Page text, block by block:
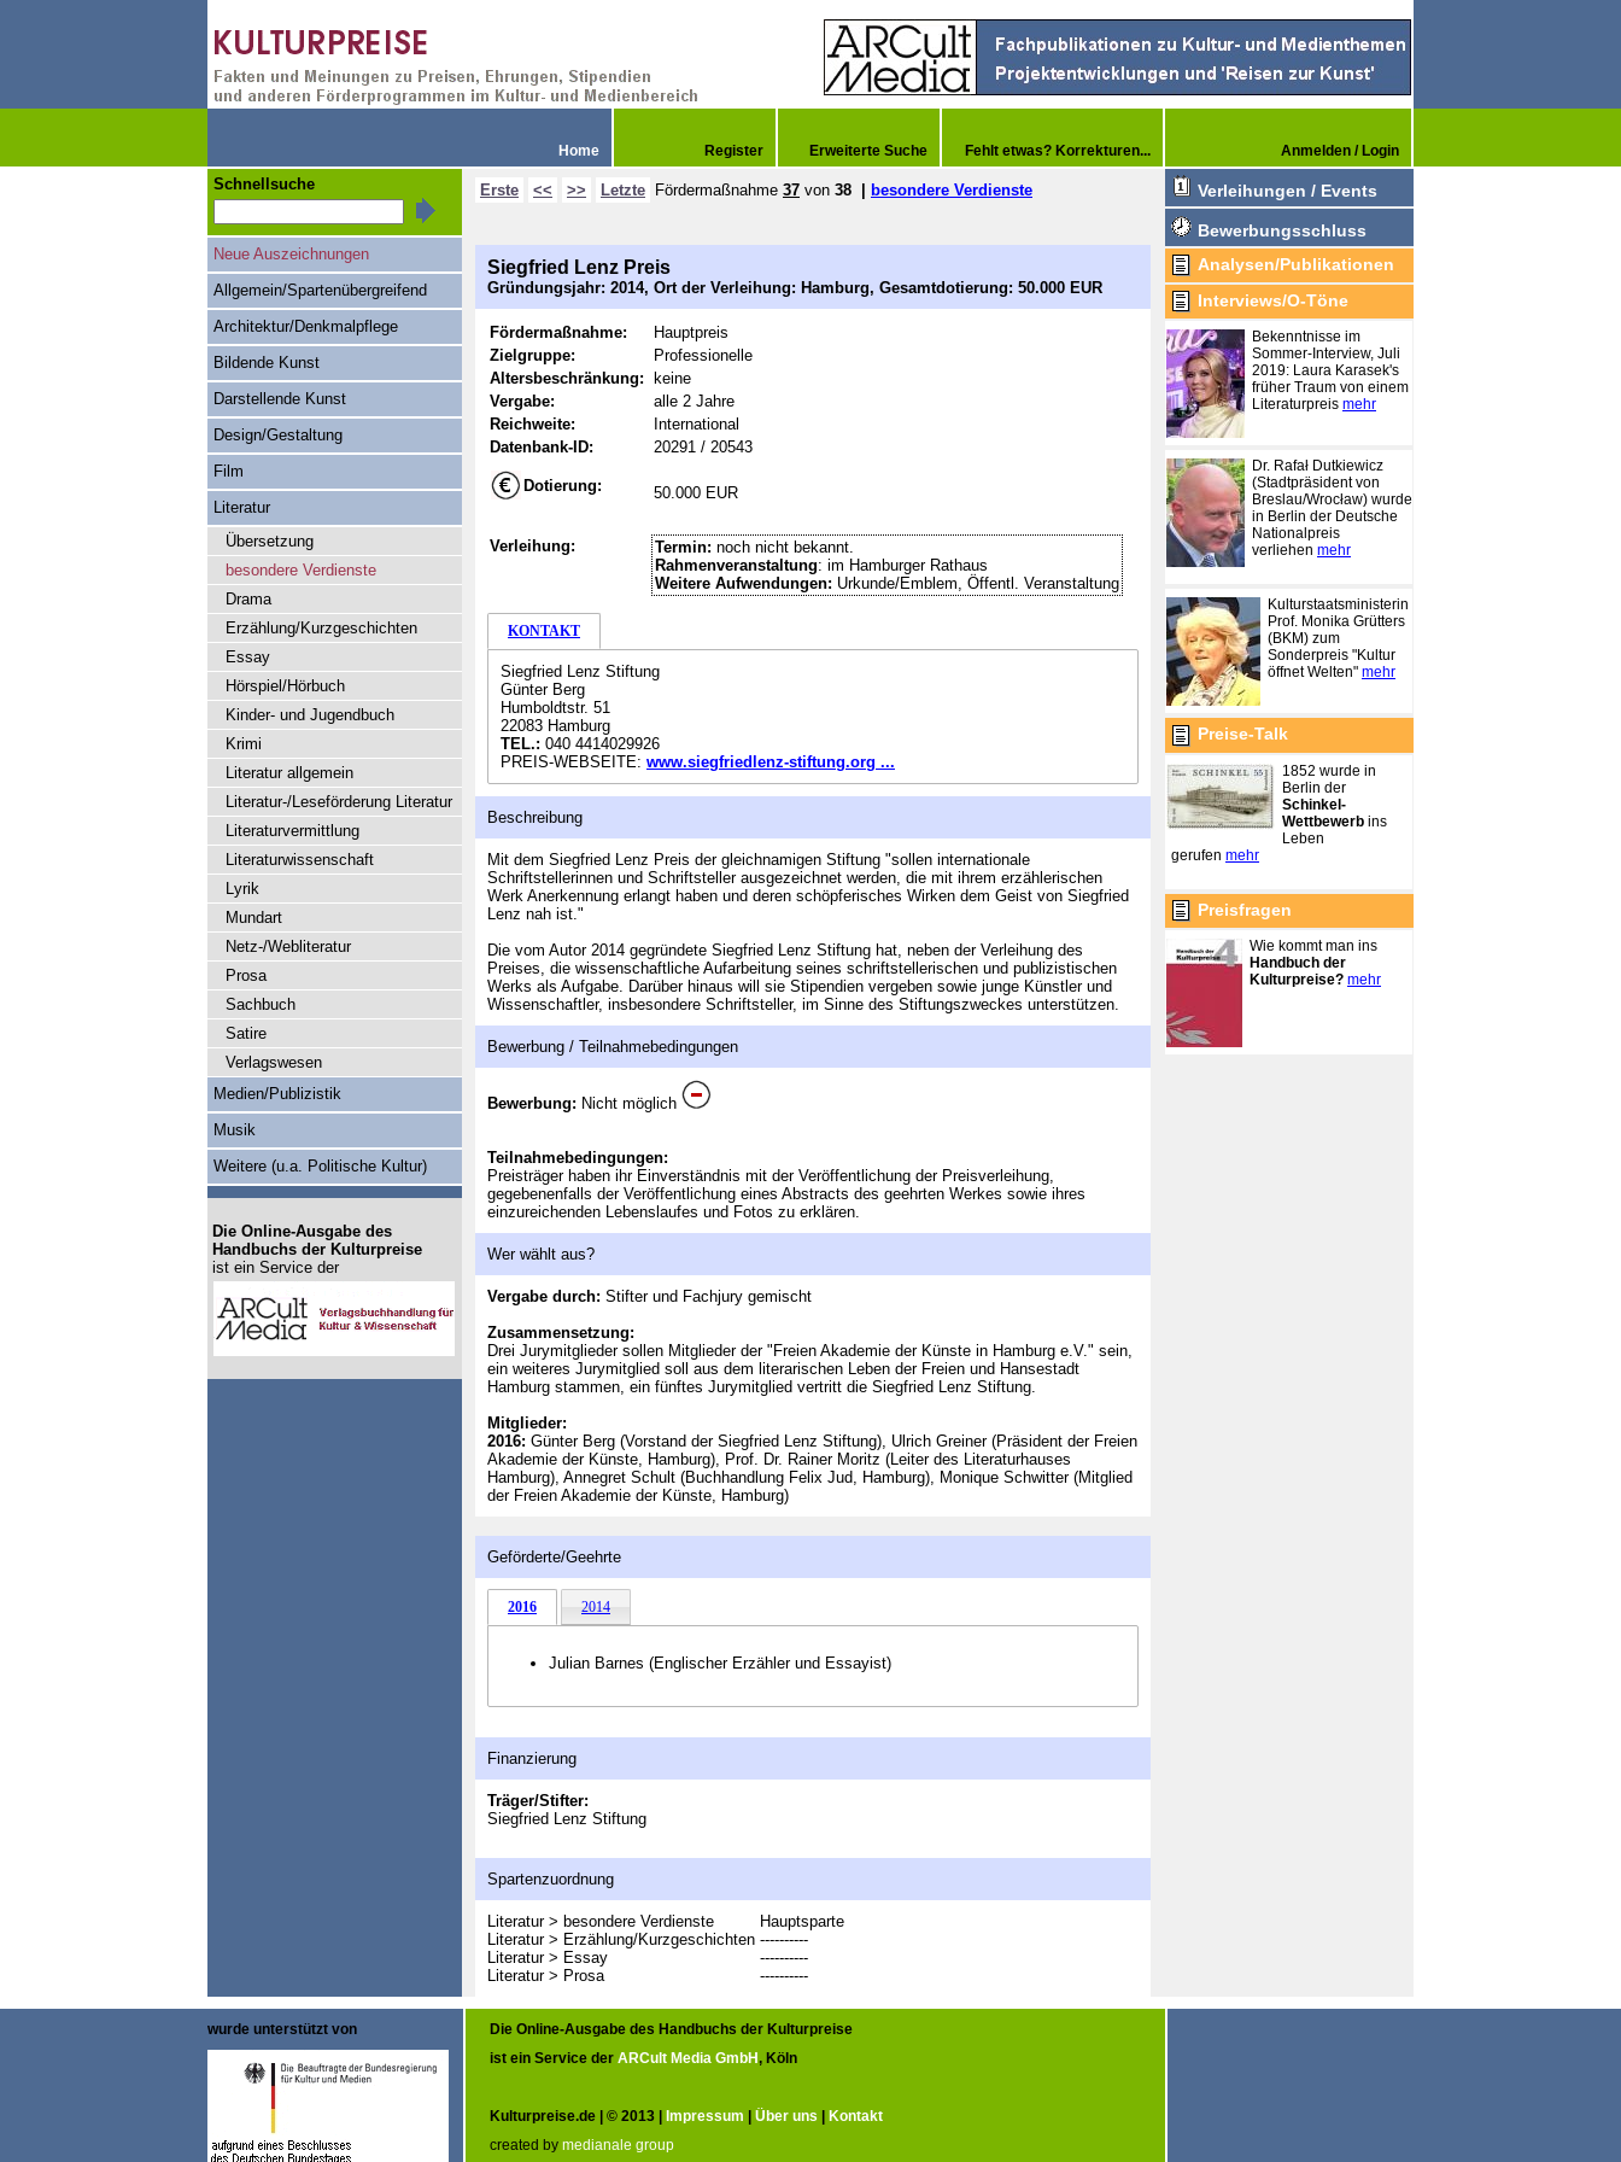
Home Register Erweiterte Suche Fehlt etwas? Korrekturen... Anmelden / Login
Erste << >> Letzte Fördermaßnahme 37 von 38 besondere Verdienste
Siegfried Lenz Preis
Gründungsjahr: 2014, Ort der Verleihung: Hamburg, Gesamtdotierung: 50.000 EUR
Fördermaßnahme:
Hauptpreis
Zielgruppe:
Professionelle
Altersbeschränkung:
keine
Vergabe:
alle 2 Jahre
Reichweite:
International
Datenbank-ID:
20291 / 20543
Dotierung: 50.000 EUR
Verleihung: Termin: noch nicht bekannt.
Rahmenveranstaltung: im Hamburger Rathaus
Weitere Aufwendungen: Urkunde/Emblem, Öffentl. Veranstaltung
KONTAKT
Siegfried Lenz Stiftung
Günter Berg
Humboldtstr. 51
22083 Hamburg
TEL.: 040 4414029926
PREIS-WEBSEITE: www.siegfriedlenz-stiftung.org ...
Beschreibung
Mit dem Siegfried Lenz Preis der gleichnamigen Stiftung "sollen internationale
Schriftstellerinnen und Schriftsteller ausgezeichnet werden, die mit ihrem erzählerischen
Werk Anerkennung erlangt haben und deren schöpferisches Wirken dem Geist von Siegfried
Lenz nah ist."
Die vom Autor 2014 gegründete Siegfried Lenz Stiftung hat, neben der Verleihung des
Preises, die wissenschaftliche Aufarbeitung seines schriftstellerischen und publizistischen
Werks als Aufgabe. Darüber hinaus will sie Stipendien vergeben sowie junge Künstler und
Wissenschaftler, insbe­son­dere Schriftsteller, im Sinne des Stiftungszweckes unterstützen.
Bewerbung / Teilnahmebedingungen
Bewerbung: Nicht möglich
Teilnahmebedingungen:
Preisträger haben ihr Einverständnis mit der Veröffentlichung der Preisverleihung,
gegebenenfalls der Veröffentlichung eines Abstracts des geehrten Werkes sowie ihres
einzureichenden Lebenslaufes und Fotos zu erklären.
Wer wählt aus?
Vergabe durch: Stifter und Fachjury gemischt
Zusammensetzung:
Drei Jurymitglieder sollen Mitglieder der "Freien Akademie der Künste in Hamburg e.V." sein,
ein weiteres Jurymitglied soll aus dem literarischen Leben der Freien und Hansestadt
Hamburg stammen, ein fünftes Jurymitglied vertritt die Siegfried Lenz Stiftung.
Mitglieder:
2016: Günter Berg (Vorstand der Siegfried Lenz Stiftung), Ulrich Greiner (Präsident der Freien
Akademie der Künste, Hamburg), Prof. Dr. Rainer Moritz (Leiter des Literaturhauses
Hamburg), Annegret Schult (Buchhandlung Felix Jud, Hamburg), Monique Schwitter (Mitglied
der Freien Akademie der Künste, Hamburg)
Geförderte/Geehrte
2016 2014
Julian Barnes (Englischer Erzähler und Essayist)
Finanzierung
Träger/Stifter:
Siegfried Lenz Stiftung
Spartenzuordnung
Literatur > besondere Verdienste
Hauptsparte
Literatur > Erzählung/Kurzgeschichten ----------
Literatur > Essay
----------
Literatur > Prosa
----------
Schnellsuche
Neue Auszeichnungen
Allgemein/Spartenübergreifend
Architektur/Denkmalpflege
Bildende Kunst
Darstellende Kunst
Design/Gestaltung
Film
Literatur
Übersetzung
besondere Verdienste
Drama
Erzählung/Kurzgeschichten
Essay
Hörspiel/Hörbuch
Kinder- und Jugendbuch
Krimi
Literatur allgemein
Literatur-/Leseförderung Literatur
Literaturvermittlung
Literaturwissenschaft
Lyrik
Mundart
Netz-/Webliteratur
Prosa
Sachbuch
Satire
Verlagswesen
Medien/Publizistik
Musik
Weitere (u.a. Politische Kultur)
Die Online-Ausgabe des
Handbuchs der Kulturpreise
ist ein Service der
Verleihungen / Events
Bewerbungsschluss
Analysen/Publikationen
Interviews/O-Töne
Bekenntnisse im
Sommer-Interview, Juli
2019: Laura Karasek's
früher Traum von einem
Literaturpreis mehr
Dr. Rafał Dutkiewicz
(Stadtpräsident von
Breslau/Wrocław) wurde
in Berlin der Deutsche
Nationalpreis
verliehen mehr
Kulturstaatsministerin
Prof. Monika Grütters
(BKM) zum
Sonderpreis "Kultur
öffnet Welten" mehr
Preise-Talk
1852 wurde in
Berlin der
Schinkel-
Wettbewerb ins
Leben
gerufen mehr
Preisfragen
Wie kommt man ins
Handbuch der
Kulturpreise? mehr
wurde unterstützt von
Die Online-Ausgabe des Handbuchs der Kulturpreise
ist ein Service der ARCult Media GmbH, Köln
Kulturpreise.de | © 2013 | Impressum Über uns
Kontakt
created by medianale group